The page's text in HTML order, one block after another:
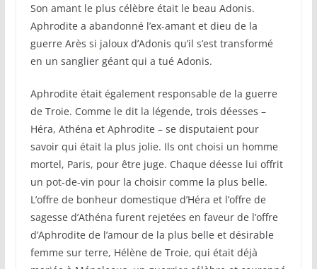
Son amant le plus célèbre était le beau Adonis.
Aphrodite a abandonné l’ex-amant et dieu de la
guerre Arès si jaloux d’Adonis qu’il s’est transformé
en un sanglier géant qui a tué Adonis.
Aphrodite était également responsable de la guerre
de Troie. Comme le dit la légende, trois déesses –
Héra, Athéna et Aphrodite – se disputaient pour
savoir qui était la plus jolie. Ils ont choisi un homme
mortel, Paris, pour être juge. Chaque déesse lui offrit
un pot-de-vin pour la choisir comme la plus belle.
L’offre de bonheur domestique d’Héra et l’offre de
sagesse d’Athéna furent rejetées en faveur de l’offre
d’Aphrodite de l’amour de la plus belle et désirable
femme sur terre, Hélène de Troie, qui était déjà